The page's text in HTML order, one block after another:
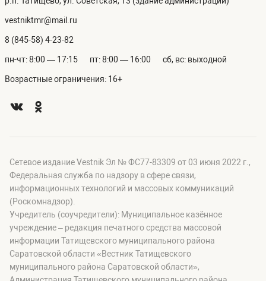
vestniktmr@mail.ru
8 (845-58) 4-23-82
пн-чт: 8:00 — 17:15 пт: 8:00 — 16:00 сб, вс: выходной
Возрастные ограничения: 16+
Сетевое издание Vestnik Эл № ФС77-83309 от 03 июня 2022 г.,
Федеральная служба по надзору в сфере связи,
информационных технологий и массовых коммуникаций
(Роскомнадзор).
Учредитель (соучредители): Муниципальное казённое
учреждение – редакция печатного средства массовой
информации Татищевского муниципального района
Саратовской области «Вестник Татищевского
муниципального района Саратовской области»,